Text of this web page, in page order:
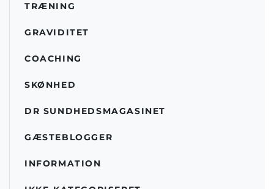
TRÆNING
GRAVIDITET
COACHING
SKØNHED
DR SUNDHEDSMAGASINET
GÆSTEBLOGGER
INFORMATION